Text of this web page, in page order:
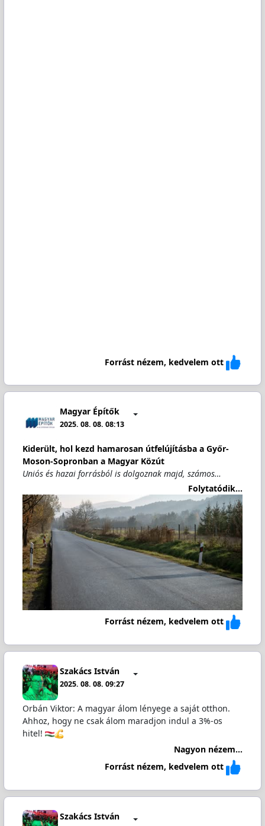
Forrást nézem, kedvelem ott
Magyar Építők
2025. 08. 08. 08:13
Kiderült, hol kezd hamarosan útfelújításba a Győr-
Moson-Sopronban a Magyar Közút
Uniós és hazai forrásból is dolgoznak majd, számos…
Folytatódik...
Forrást nézem, kedvelem ott
Szakács István
2025. 08. 08. 09:27
Orbán Viktor: A magyar álom lényege a saját otthon.
Ahhoz, hogy ne csak álom maradjon indul a 3%-os
hitel!
Nagyon nézem...
Forrást nézem, kedvelem ott
Szakács István